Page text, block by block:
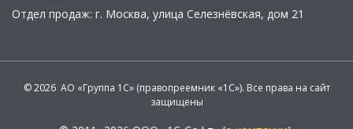
Отдел продаж: г. Москва, улица Селезнёвская, дом 21
© 2026 АО «Группа 1С» (правопреемник «1С»). Все права на сайт
защищены